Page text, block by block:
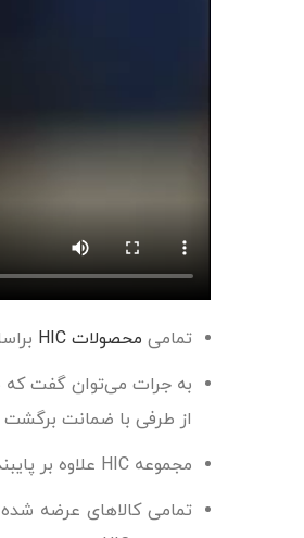
تمامی محصولات HIC
از طرفی با ضمانت برگشت
مجموعه HIC علاوه بر پایبندی به استانداردهای خودروسازان پا را فراتر نهاده و با کنترل کیفی سخت‌گیرانه, کیفیت محصولات خود را تضمین کرده است.
تمامی کالاهای عرضه